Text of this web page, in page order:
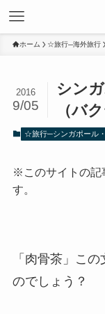
ホーム ☆旅行─海外旅行
シン
（バ
2016
9/05
☆旅行─シンガポール
※このサイトの記
す。
「肉骨茶」こ
のでしょう？